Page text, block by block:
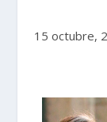
15 octubre,